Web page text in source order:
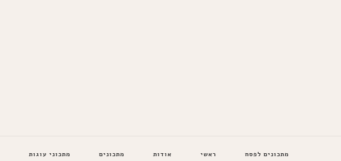
מתכונים לפסח ראשי אודות מתכונים מתכוני עוגות